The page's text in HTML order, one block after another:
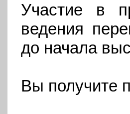
Участие в
ведения
до начала
Вы получите